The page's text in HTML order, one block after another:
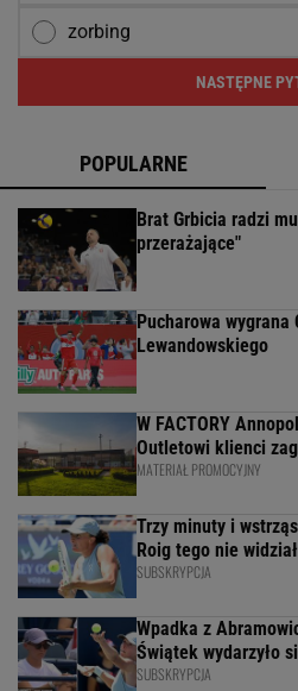
zorbing
NASTĘPNE
POPULARNE
Brat Grbicia radzi
przerażające"
Pucharowa
Lewandowskiego
W FACTORY
Outletowi klienci
MATERIAŁ PROMOCYJNY
Trzy minuty i
Roig tego nie widział
SUBSKRYPCJA
Wpadka z
Świątek wydarzyło
SUBSKRYPCJA